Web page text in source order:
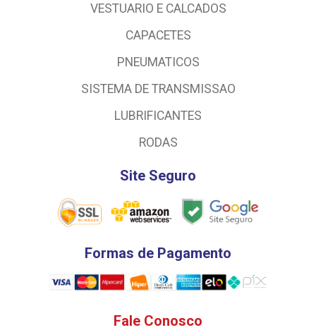
VESTUARIO E CALCADOS
CAPACETES
PNEUMATICOS
SISTEMA DE TRANSMISSAO
LUBRIFICANTES
RODAS
Site Seguro
Formas de Pagamento
Fale Conosco